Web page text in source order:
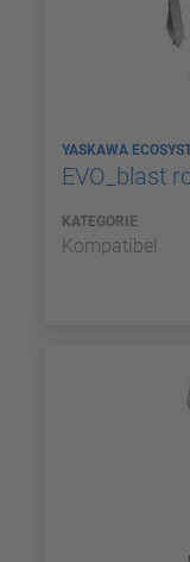
YASKAWA
EVO_blast
KATEGORIE
Kompatibel